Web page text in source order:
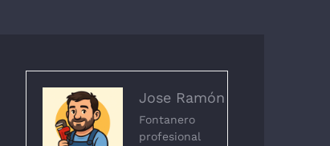
Jose Ramón
Fontanero
profesional